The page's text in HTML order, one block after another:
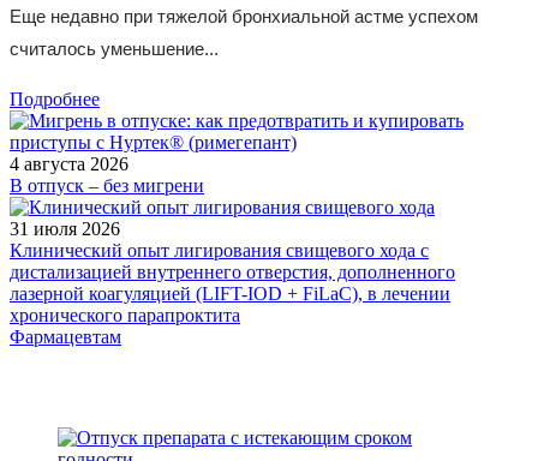
Еще недавно при тяжелой бронхиальной астме успехом
считалось уменьшение...
Подробнее
4 августа 2026
В отпуск – без мигрени
31 июля 2026
Клинический опыт лигирования свищевого хода с
дистализацией внутреннего отверстия, дополненного
лазерной коагуляцией (LIFT-IOD + FiLaC), в лечении
хронического парапроктита
Фармацевтам